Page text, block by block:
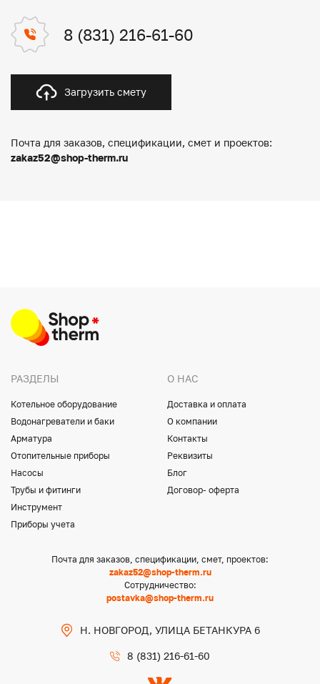
8 (831) 216-61-60
Загрузить смету
Почта для заказов, спецификации, смет и проектов:
zakaz52@shop-therm.ru
РАЗДЕЛЫ
Котельное оборудование
Водонагреватели и баки
Арматура
Отопительные приборы
Насосы
Трубы и фитинги
Инструмент
Приборы учета
О НАС
Доставка и оплата
О компании
Контакты
Реквизиты
Блог
Договор- оферта
Почта для заказов, спецификации, смет, проектов:
zakaz52@shop-therm.ru
Сотрудничество:
postavka@shop-therm.ru
Н. НОВГОРОД, УЛИЦА БЕТАНКУРА 6
8 (831) 216-61-60